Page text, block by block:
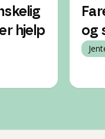
hjelp
og